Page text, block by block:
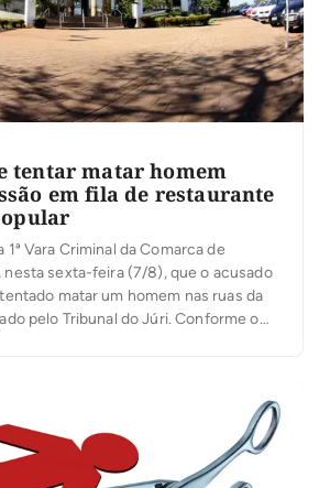
tentar matar homem
em fila de restaurante
Vara Criminal da Comarca de
nesta sexta-feira (7/8), que o acusado
matar um homem nas ruas da
pelo Tribunal do Júri. Conforme o